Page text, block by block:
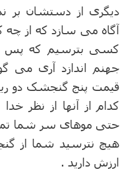
دیگری از دستشان بر
آگاه می سازد که از چه
کسی بترسیم که پس
جهنم اندازد آری می
قیمت پنج گنجشک دو
کدام از آنها از نظر
حتی موهای سر شما
هیچ نترسید شما از
ارزش دارید .